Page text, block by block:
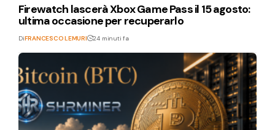
Firewatch lascerà Xbox Game Pass il 15 agosto:
ultima occasione per recuperarlo
DiFRANCESCO LEMURI 24 minuti fa